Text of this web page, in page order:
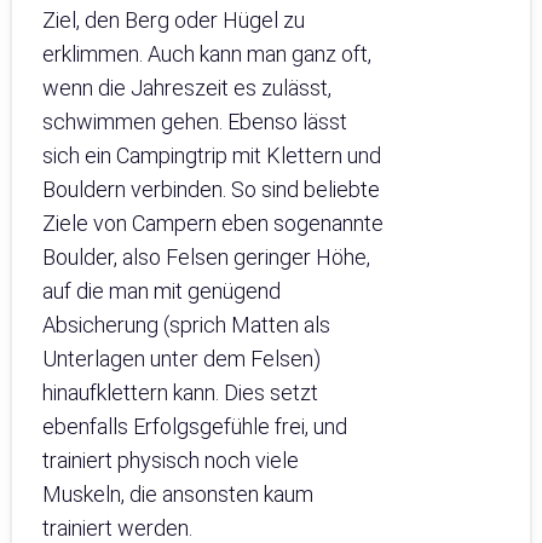
Ziel, den Berg oder Hügel zu
erklimmen. Auch kann man ganz oft,
wenn die Jahreszeit es zulässt,
schwimmen gehen. Ebenso lässt
sich ein Campingtrip mit Klettern und
Bouldern verbinden. So sind beliebte
Ziele von Campern eben sogenannte
Boulder, also Felsen geringer Höhe,
auf die man mit genügend
Absicherung (sprich Matten als
Unterlagen unter dem Felsen)
hinaufklettern kann. Dies setzt
ebenfalls Erfolgsgefühle frei, und
trainiert physisch noch viele
Muskeln, die ansonsten kaum
trainiert werden.